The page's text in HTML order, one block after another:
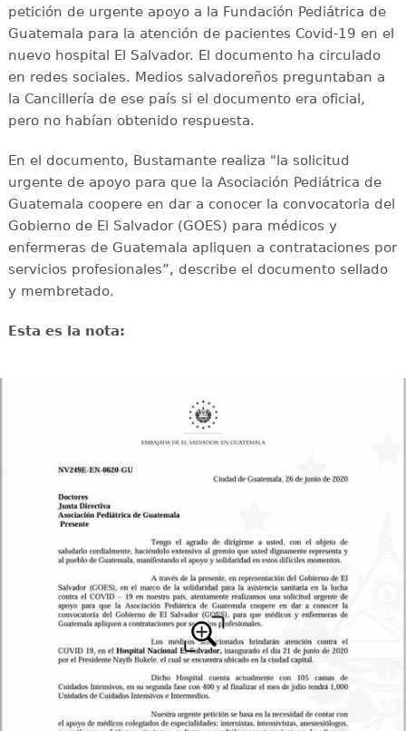
petición de urgente apoyo a la Fundación Pediátrica de
Guatemala para la atención de pacientes Covid-19 en el
nuevo hospital El Salvador. El documento ha circulado
en redes sociales. Medios salvadoreños preguntaban a
la Cancillería de ese país si el documento era oficial,
pero no habían obtenido respuesta.
En el documento, Bustamante realiza "la solicitud
urgente de apoyo para que la Asociación Pediátrica de
Guatemala coopere en dar a conocer la convocatoria del
Gobierno de El Salvador (GOES) para médicos y
enfermeras de Guatemala apliquen a contrataciones por
servicios profesionales”, describe el documento sellado
y membretado.
Esta es la nota: